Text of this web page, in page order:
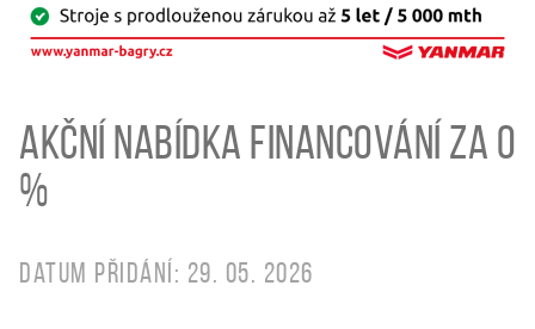
Akční nabídka financování za 0
%
Datum přidání: 29. 05. 2026